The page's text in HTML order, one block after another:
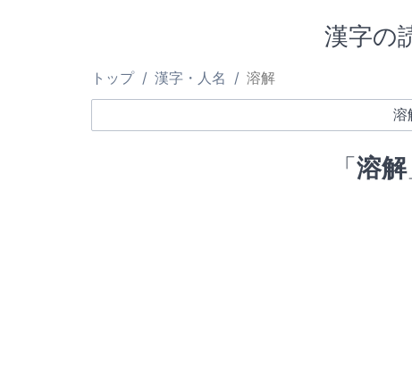
漢字の
トップ 漢字・人名 溶解
「溶解